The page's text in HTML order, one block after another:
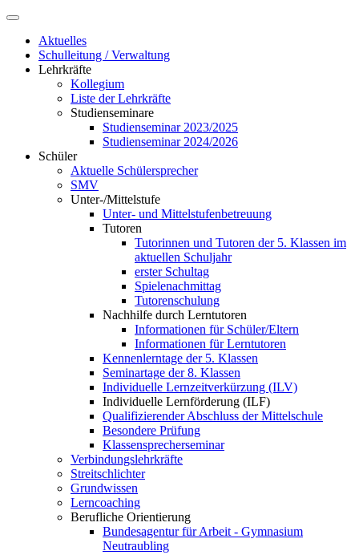
Aktuelles
Schulleitung / Verwaltung
Lehrkräfte
Kollegium
Liste der Lehrkräfte
Studienseminare
Studienseminar 2023/2025
Studienseminar 2024/2026
Schüler
Aktuelle Schülersprecher
SMV
Unter-/Mittelstufe
Unter- und Mittelstufenbetreuung
Tutoren
Tutorinnen und Tutoren der 5. Klassen im
aktuellen Schuljahr
erster Schultag
Spielenachmittag
Tutorenschulung
Nachhilfe durch Lerntutoren
Informationen für Schüler/Eltern
Informationen für Lerntutoren
Kennenlerntage der 5. Klassen
Seminartage der 8. Klassen
Individuelle Lernzeitverkürzung (ILV)
Individuelle Lernförderung (ILF)
Qualifizierender Abschluss der Mittelschule
Besondere Prüfung
Klassensprecherseminar
Verbindungslehrkräfte
Streitschlichter
Grundwissen
Lerncoaching
Berufliche Orientierung
Bundesagentur für Arbeit - Gymnasium
Neutraubling